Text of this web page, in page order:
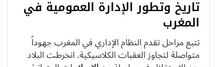
تاريخ وتطور الإدارة العمومية في
المغرب
تتبع مراحل تقدم النظام الإداري في المغرب جهوداً
متواصلة لتجاوز العقبات الكلاسيكية. انخرطت البلاد